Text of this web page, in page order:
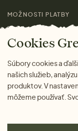
MOŽNOSTI PLATBY
Cookies
Súbory cookies a
našich služieb,
produktov. V
môžeme používať.